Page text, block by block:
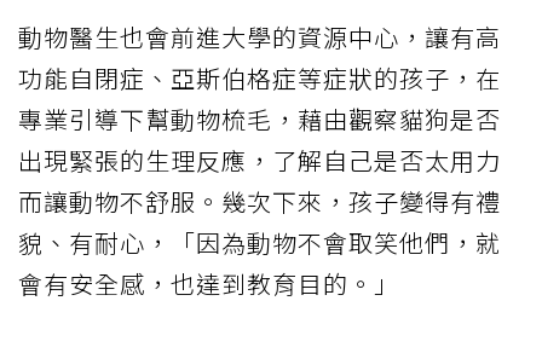
動物醫生也會前進大學的資源中心，讓有高
功能自閉症、亞斯伯格症等症狀的孩子，在
專業引導下幫動物梳毛，藉由觀察貓狗是否
出現緊張的生理反應，了解自己是否太用力
而讓動物不舒服。幾次下來，孩子變得有禮
貌、有耐心，「因為動物不會取笑他們，就
會有安全感，也達到教育目的。」